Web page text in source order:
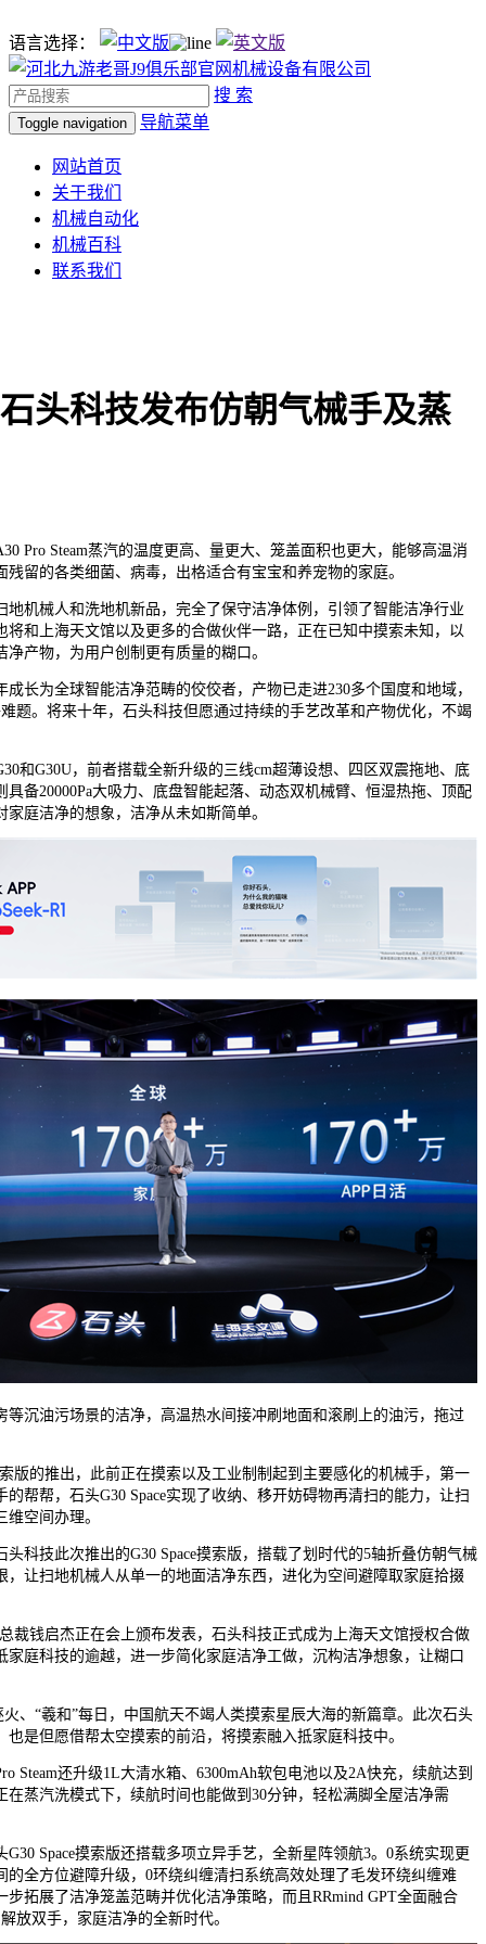
语言选择：
搜 索
Toggle navigation 导航菜单
网站首页
关于我们
机械自动化
机械百科
联系我们
头科技发布仿朝气械手及蒸
Steam蒸汽的温度更高、量更大、笼盖面积也更大，能够高温消
留的各类细菌、病毒，出格适合有宝宝和养宠物的家庭。
械人和洗地机新品，完全了保守洁净体例，引领了智能洁净行业
将和上海天文馆以及更多的合做伙伴一路，正在已知中摸索未知，以
产物，为用户创制更有质量的糊口。
为全球智能洁净范畴的佼佼者，产物已走进230多个国度和地域，
题。将来十年，石头科技但愿通过持续的手艺改革和产物优化，不竭
G30U，前者搭载全新升级的三线cm超薄设想、四区双震拖地、底
备20000Pa大吸力、底盘智能起落、动态双机械臂、恒湿热拖、顶配
庭洁净的想象，洁净从未如斯简单。
油污场景的洁净，高温热水间接冲刷地面和滚刷上的油污，拖过
的推出，此前正在摸索以及工业制制起到主要感化的机械手，第一
帮帮，石头G30 Space实现了收纳、移开妨碍物再清扫的能力，让扫
空间办理。
技此次推出的G30 Space摸索版，搭载了划时代的5轴折叠仿朝气械
，让扫地机械人从单一的地面洁净东西，进化为空间避障取家庭拾掇
钱启杰正在会上颁布发表，石头科技正式成为上海天文馆授权合做
家庭科技的逾越，进一步简化家庭洁净工做，沉构洁净想象，让糊口
“羲和”每日，中国航天不竭人类摸索星辰大海的新篇章。此次石头
是但愿借帮太空摸索的前沿，将摸索融入抵家庭科技中。
还升级1L大清水箱、6300mAh软包电池以及2A快充，续航达到
在蒸汽洗模式下，续航时间也能做到30分钟，轻松满脚全屋洁净需
Space摸索版还搭载多项立异手艺，全新星阵领航3。0系统实现更
的全方位避障升级，0环绕纠缠清扫系统高效处理了毛发环绕纠缠难
步拓展了洁净笼盖范畴并优化洁净策略，而且RRmind GPT全面融合
放双手，家庭洁净的全新时代。